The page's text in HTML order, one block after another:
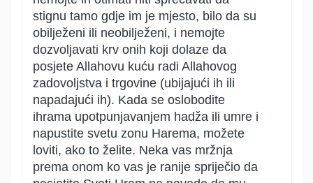
stignu tamo gdje im je mjesto, bilo da su
obilježeni ili neobilježeni, i nemojte
dozvoljavati krv onih koji dolaze da
posjete Allahovu kuću radi Allahovog
zadovoljstva i trgovine (ubijajući ih ili
napadajući ih). Kada se oslobodite
ihrama upotpunjavanjem hadža ili umre i
napustite svetu zonu Harema, možete
loviti, ako to želite. Neka vas mržnja
prema onom ko vas je ranije spriječio da